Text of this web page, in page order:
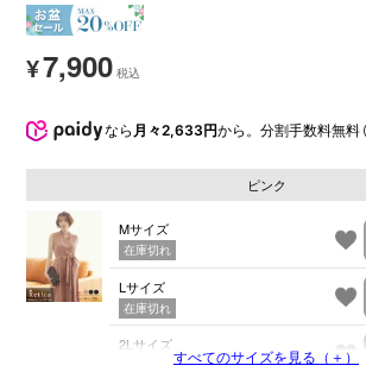
¥7,900
なら 月々2,633円から。分割手数料無料
ピンク
Mサイズ
在庫切れ
Lサイズ
在庫切れ
2Lサイズ
すべてのサイズを見る（＋）